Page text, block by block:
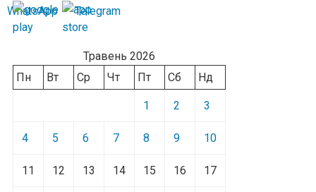
Травень 2026
Пн
Вт Ср Чт Пт Сб Нд
1 2 3
4 5 6 7 8 9 10
11 12 13 14 15 16 17